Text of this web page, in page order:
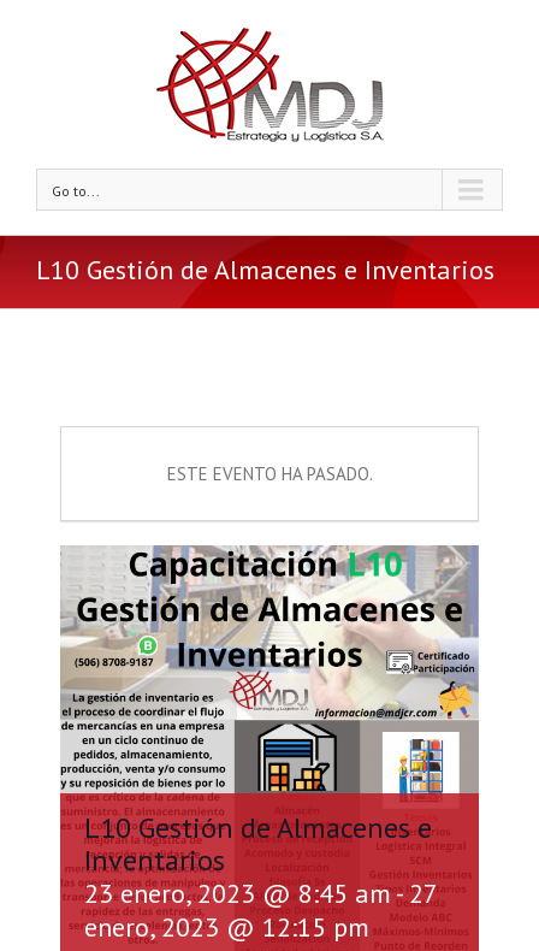
Go to...
L10 Gestión de Almacenes e Inventarios
ESTE EVENTO HA PASADO.
L10 Gestión de Almacenes e
Inventarios
23 enero, 2023 @ 8:45 am- 27
enero, 2023 @ 12:15 pm